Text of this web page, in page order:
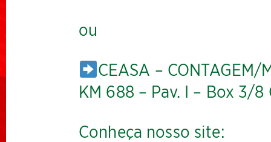
ou
CEASA –
KM 688 – Pav. I – Box 3/
Conheça nosso site: